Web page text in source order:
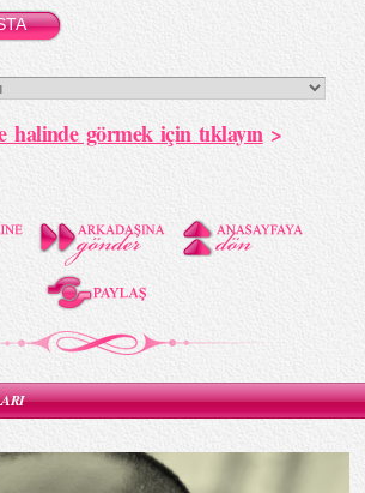
halinde görmek için tıklayın>